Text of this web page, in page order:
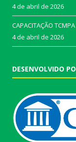
4 de abril de 2026
CAPACITAÇÃO
4 de abril de 2026
DESENVOLVIDO